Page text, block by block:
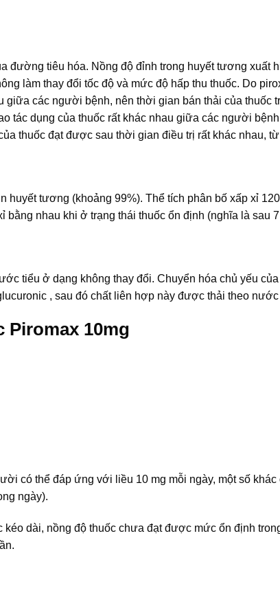
đường tiêu hóa. Nồng độ đỉnh trong huyết tương xuất
làm thay đổi tốc độ và mức độ hấp thu thuốc. Do
giữa các người bệnh, nên thời gian bán thải của thuốc
tác dụng của thuốc rất khác nhau giữa các người
thuốc đạt được sau thời gian điều trị rất khác nhau,
huyết tương (khoảng 99%). Thể tích phân bố xấp xỉ
bằng nhau khi ở trạng thái thuốc ổn định (nghĩa là sau
tiểu ở dạng không thay đổi. Chuyển hóa chủ yếu
, sau đó chất liên hợp này được thải theo nước
Piromax 10mg
có thể đáp ứng với liều 10 mg mỗi ngày, một số
ngày).
kéo dài, nồng độ thuốc chưa đạt được mức ổn định